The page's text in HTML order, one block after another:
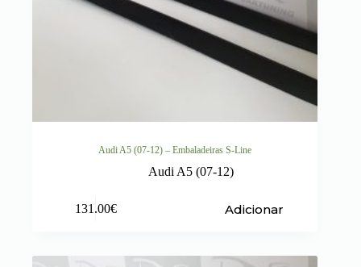
Audi A5 (07-12) – Embaladeiras S-Line
Audi A5 (07-12)
131.00€ Adicionar